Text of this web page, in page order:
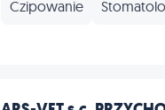
Czipowanie